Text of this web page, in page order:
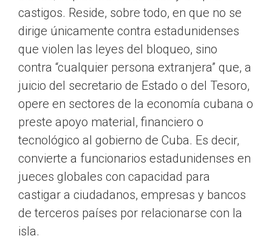
castigos. Reside, sobre todo, en que no se
dirige únicamente contra estadunidenses
que violen las leyes del bloqueo, sino
contra “cualquier persona extranjera” que, a
juicio del secretario de Estado o del Tesoro,
opere en sectores de la economía cubana o
preste apoyo material, financiero o
tecnológico al gobierno de Cuba. Es decir,
convierte a funcionarios estadunidenses en
jueces globales con capacidad para
castigar a ciudadanos, empresas y bancos
de terceros países por relacionarse con la
isla.